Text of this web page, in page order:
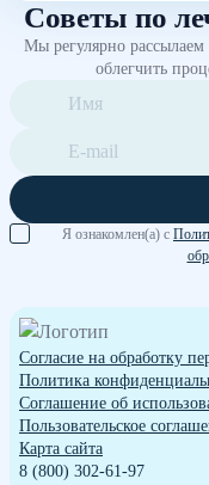
Советы по
Мы регулярно
облегчить
Я ознакомлен(а) с
Согласие на обработку
Политика
Cоглашение об
Пользовательское
Карта сайта
8 (800) 302-61-97